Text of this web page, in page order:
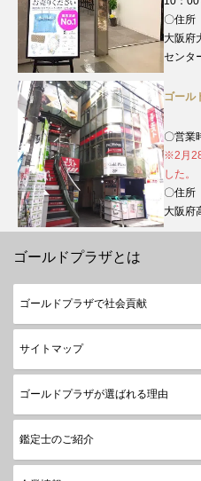
〇住所
大阪府
センタ
ゴール
〇営業
※2月
した。
〇住所
大阪府
ゴールドプラザとは
ゴールドプラザで社会貢献
サイトマップ
ゴールドプラザが選ばれる理由
鑑定士のご紹介